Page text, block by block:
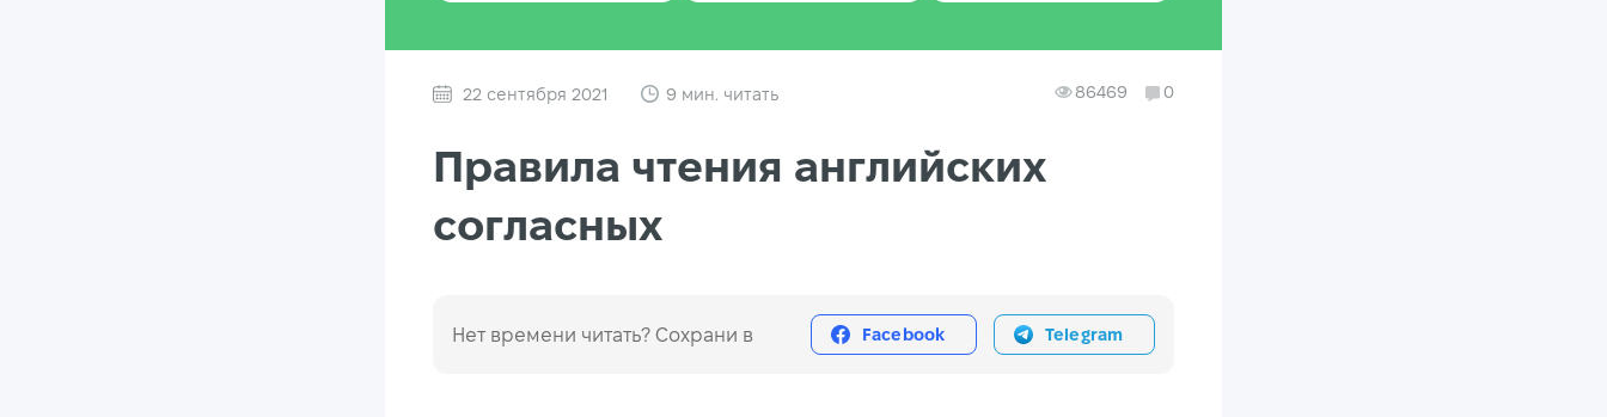
22 сентября 2021 9 мин. читать 86469 0
Правила чтения английских
согласных
Нет времени читать? Сохрани в Facebook Telegram